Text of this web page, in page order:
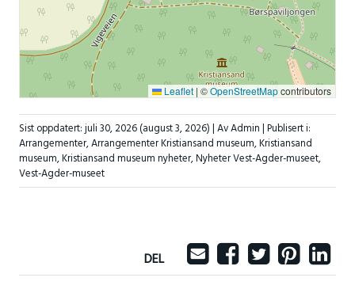
Leaflet | ©OpenStreetMapcontributors
Sist oppdatert:juli 30, 2026(august 3, 2026)| Av Admin |Publisert i:
Arrangementer,Arrangementer Kristiansand museum,Kristiansand
museum,Kristiansand museum nyheter,Nyheter Vest-Agder-museet,
Vest-Agder-museet
DEL